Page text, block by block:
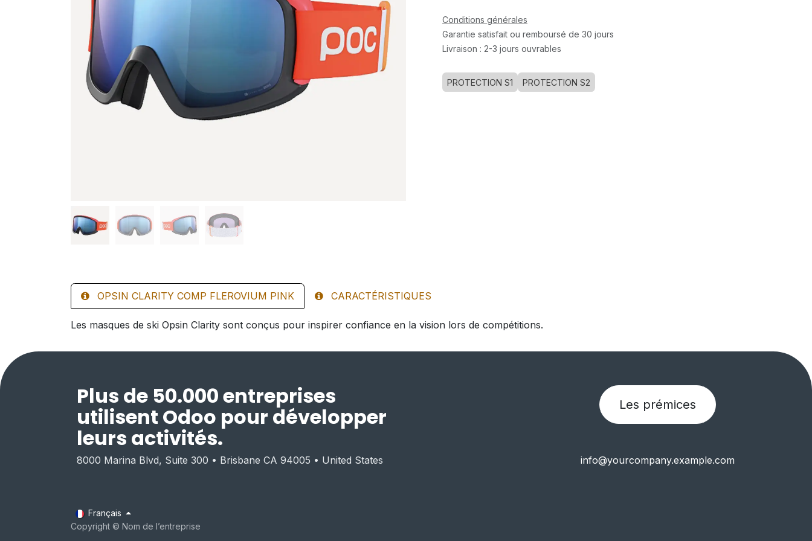
Conditions générales
Garantie satisfait ou remboursé de 30 jours
Livraison : 2-3 jours ouvrables
PROTECTION S1 PROTECTION S2
OPSIN CLARITY COMP FLEROVIUM PINK CARACTÉRISTIQUES
Les masques de ski Opsin Clarity sont conçus pour inspirer confiance en la vision lors de compétitions.
Plus de 50.000 entreprises
utilisent Odoo pour développer
leurs activités.
Les prémices
8000 Marina Blvd, Suite 300 • Brisbane CA 94005 • United States info@yourcompany.example.com
Copyright © Nom de l’entreprise
Français